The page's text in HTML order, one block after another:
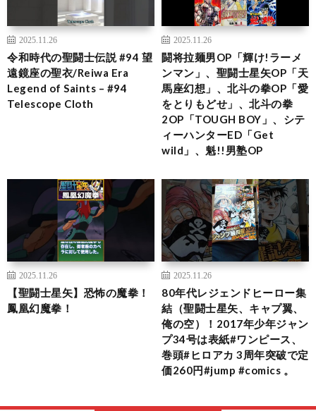
2025.11.26
令和時代の聖闘士伝説 #94 望
遠鏡座の聖衣/Reiwa Era
Legend of Saints – #94
Telescope Cloth
2025.11.26
闘将拉麺男OP「輝け!ラーメ
ンマン」、聖闘士星矢OP「天
馬座幻想」、北斗の拳OP「愛
をとりもどせ」、北斗の拳
2OP「TOUGH BOY」、シテ
ィーハンターED「Get
wild」、魁!!男塾OP
2025.11.26
【聖闘士星矢】恐怖の魔拳！
鳳凰幻魔拳！
2025.11.26
80年代レジェンドヒーロー集
結（聖闘士星矢、キャプ翼、
俺の空）！2017年少年ジャン
プ34号は表紙#ワンピース、
巻頭#ヒロアカ 3周年突破で定
価260円#jump #comics 。